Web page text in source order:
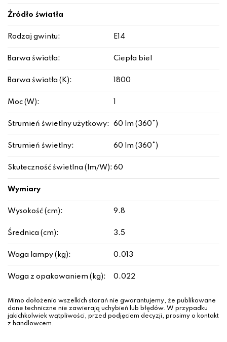
Źródło światła
Rodzaj gwintu: E14
Barwa światła: Ciepła biel
Barwa światła (K): 1800
Moc (W):
Strumień świetlny użytkowy: 60 lm (360°)
Strumień świetlny: 60 lm (360°)
Skuteczność świetlna (lm/W): 60
Wymiary
Wysokość (cm): 9.8
Średnica (cm): 3.5
Waga lampy (kg): 0.013
Waga z opakowaniem (kg): 0.022
Mimo dołożenia wszelkich starań nie gwarantujemy, że publikowane
dane techniczne nie zawierają uchybień lub błędów. W przypadku
jakichkolwiek wątpliwości, przed podjęciem decyzji, prosimy o kontakt
z handlowcem.